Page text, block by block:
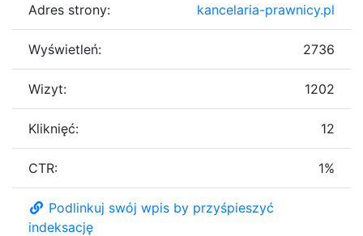
Adres strony: kancelaria-prawnicy.pl
Wyświetleń: 2736
Wizyt: 1202
Kliknięć: 12
CTR: 1%
Podlinkuj swój wpis by przyśpieszyć
indeksację